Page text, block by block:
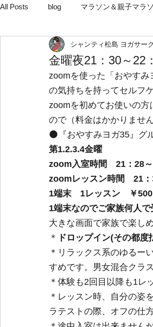
All Posts blog マラソン＆親子マラ
野外イベント 個人出張ヨガサービ
金曜夜21：30～22
シャンティ松島 ヨガサー
zoomを使った「おやす
の気持ちを持ってセルフ
zoomを初めてお使いの
ので（料金はかかりませ
🌑『おやすみヨガ35』グ
第1.2.3.4金曜
zoom入室時間　21：28
zoomレッスン時間　21
1端末　1レッスン　￥
1端末なのでご家族何人
大きな画面で家族で楽しめ
＊
ドロップイン(その都
＊リラックス系のゆるー
すめです。男女混合クラス
＊体験も2回目以降も1レ
＊レッスン時、自分の姿
ラテストの際、オフの仕